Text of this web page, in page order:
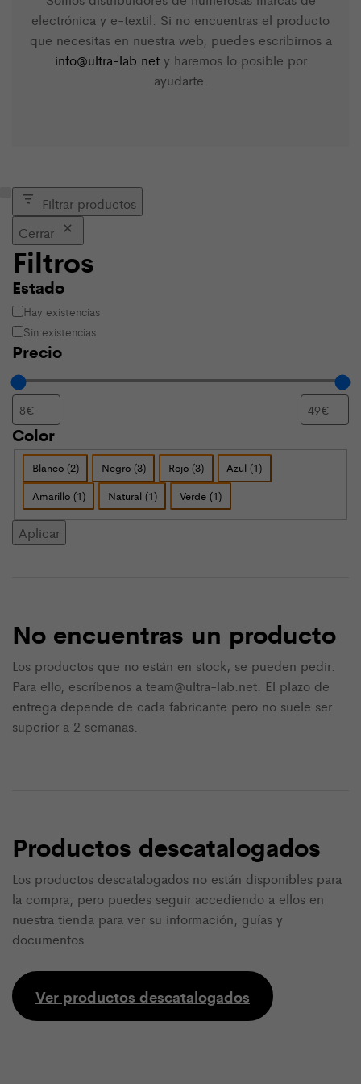
electrónica y e-textil. Si no encuentras el producto
que necesitas en nuestra web, puedes escribirnos a
info@ultra-lab.nety haremos lo posible por
ayudarte.
Filtrar productos
Cerrar
Filtros
Estado
Estado
Hay existencias
Sin existencias
Precio
Color
Color
Blanco (2) Negro (3) Rojo (3) Azul(1)
Amarillo (1) Natural (1) Verde (1)
Aplicar
No encuentras un producto
Los productos que no están en stock, se pueden pedir.
Para ello, escríbenos a team@ultra-lab.net. El plazo de
entrega depende de cada fabricante pero no suele ser
superior a 2 semanas.
Productos descatalogados
Los productos descatalogados no están disponibles para
la compra, pero puedes seguir accediendo a ellos en
nuestra tienda para ver su información, guías y
documentos
Ver productos descatalogados